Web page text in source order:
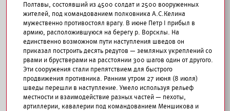
Полтавы, состоявший из 4500 солдат и 2500 вооруженных
жителей, под командованием полковника А.С.Келина
мужественно противостоял врагу. В июне Петр I прибыл в
армию, расположившуюся на берегу р. Ворсклы. На
единственно возможном пути наступления шведов он
приказал построить десять редутов — земляных укреплений со
рвами и брустверами на расстоянии 300 шагов один от другого.
Эти сооружения стали препятствием для быстрого
продвижения противника. Ранним утром 27 июня (8 июля)
шведы перешли в наступление. Умело используя рельеф
местности и взаимодействие разных частей — пехоты,
артиллерии, кавалерии под командованием Меншикова и